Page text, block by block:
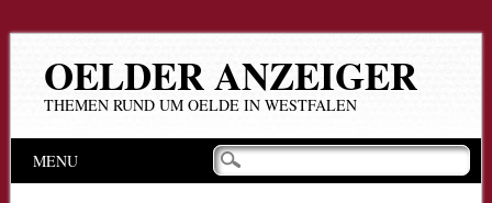
OELDER ANZEIGER
THEMEN RUND UM OELDE IN WESTFALEN
Hauptmenü
Inhalt
MENU